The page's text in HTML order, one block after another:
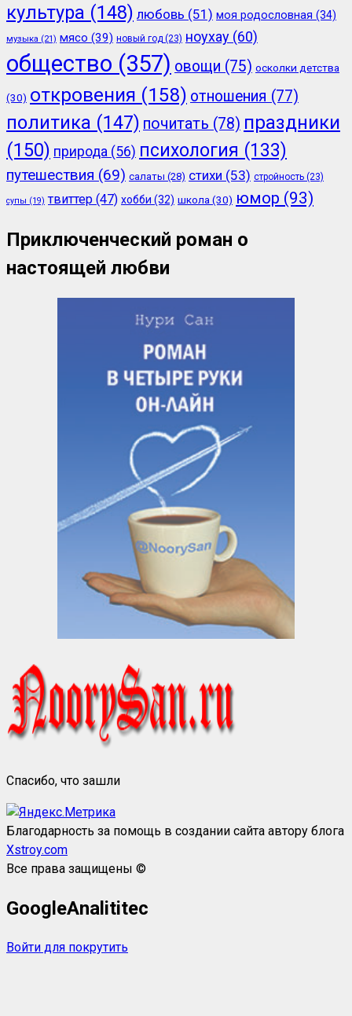
культура (148) любовь (51) моя родословная (34)
музыка (21) мясо (39) новый год (23) ноухау (60)
общество (357) овощи (75) осколки детства
(30) откровения (158) отношения (77)
политика (147) почитать (78) праздники
(150) природа (56) психология (133)
путешествия (69) салаты (28) стихи (53) стройность (23)
супы (19) твиттер (47) хобби (32) школа (30) юмор (93)
Приключенческий роман о
настоящей любви
Спасибо, что зашли
Благодарность за помощь в создании сайта автору блога
Xstroy.com
Все права защищены ©
GoogleAnalititec
Войти для покрутить